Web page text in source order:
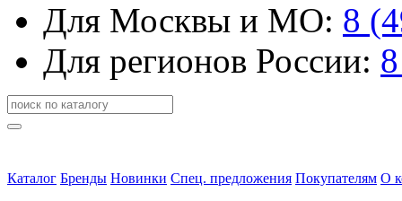
Для Москвы и МО: 8
Для регионов России:
Каталог Бренды Новинки Спец. предложения Покупателям О